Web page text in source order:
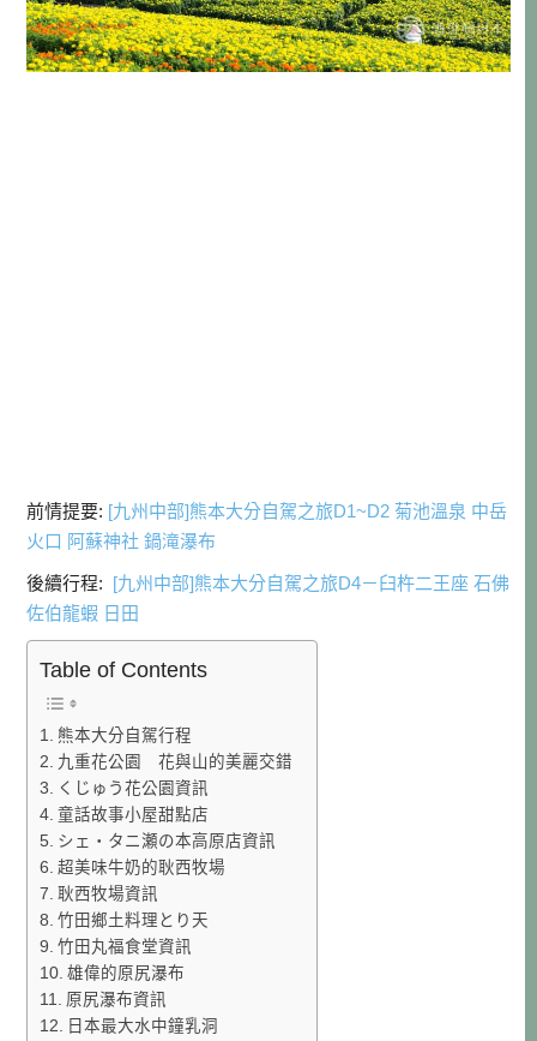
前情提要: [九州中部]熊本大分自駕之旅D1~D2 菊池溫泉 中岳
火口 阿蘇神社 鍋滝瀑布
後續行程: [九州中部]熊本大分自駕之旅D4－臼杵二王座 石佛
佐伯龍蝦 日田
Table of Contents
熊本大分自駕行程
九重花公園 花與山的美麗交錯
くじゅう花公園資訊
童話故事小屋甜點店
シェ・タニ瀬の本高原店資訊
超美味牛奶的耿西牧場
耿西牧場資訊
竹田鄉土料理とり天
竹田丸福食堂資訊
雄偉的原尻瀑布
原尻瀑布資訊
日本最大水中鐘乳洞